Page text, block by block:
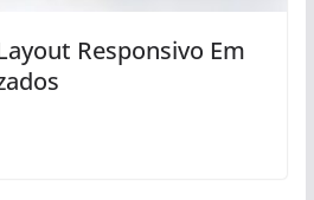
Responsivo Em